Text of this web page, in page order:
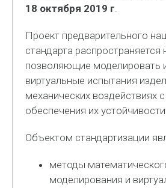
18 октября 2019 г.
Проект предварительного
стандарта распространяется
позволяющие моделировать
виртуальные испытания
механических воздействиях
обеспечения их
Объектом стандартизации
методы
моделирования и